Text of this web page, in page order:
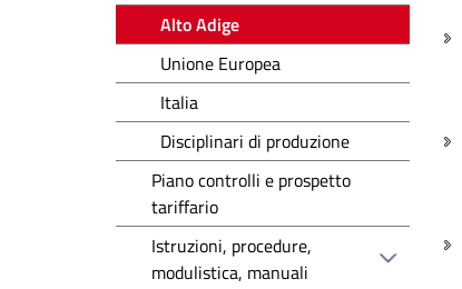
Alto Adige
Unione Europea
Italia
Disciplinari di produzione
Piano controlli e prospetto
tariffario
Istruzioni, procedure,
modulistica, manuali